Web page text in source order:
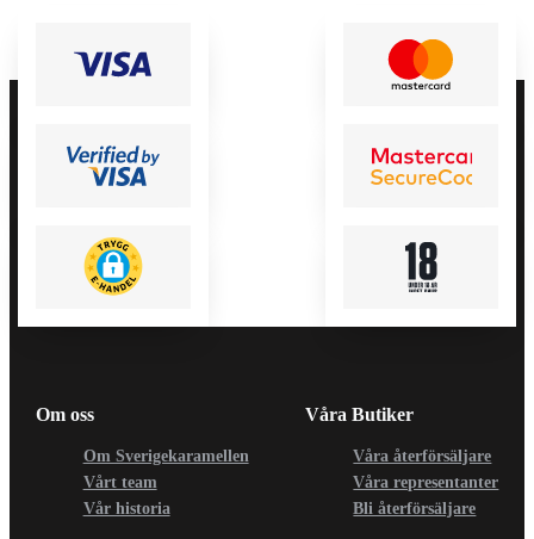
Om oss
Om Sverigekaramellen
Vårt team
Vår historia
Våra Butiker
Våra återförsäljare
Våra representanter
Bli återförsäljare